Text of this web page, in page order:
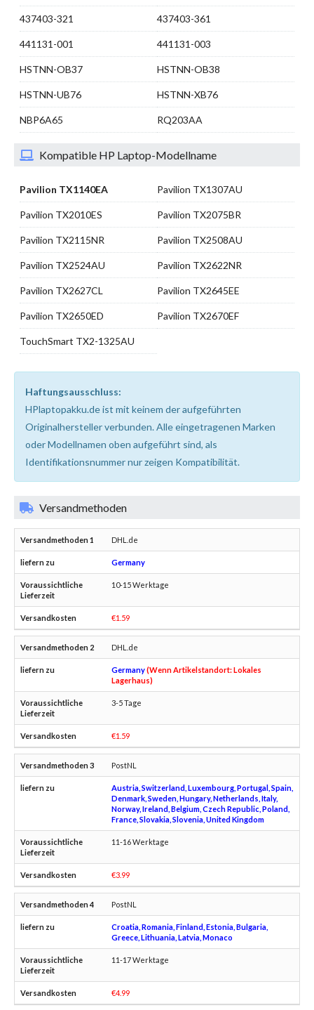
437403-321 437403-361
441131-001 441131-003
HSTNN-OB37 HSTNN-OB38
HSTNN-UB76 HSTNN-XB76
NBP6A65 RQ203AA
Kompatible HP Laptop-Modellname
Pavilion TX1140EA Pavilion TX1307AU
Pavilion TX2010ES Pavilion TX2075BR
Pavilion TX2115NR Pavilion TX2508AU
Pavilion TX2524AU Pavilion TX2622NR
Pavilion TX2627CL Pavilion TX2645EE
Pavilion TX2650ED Pavilion TX2670EF
TouchSmart TX2-1325AU
Haftungsausschluss:
HPlaptopakku.de ist mit keinem der aufgeführten
Originalhersteller verbunden. Alle eingetragenen Marken
oder Modellnamen oben aufgeführt sind, als
Identifikationsnummer nur zeigen Kompatibilität.
Versandmethoden
DHL.de
Germany
10-15 Werktage
€1.59
DHL.de
Germany(Wenn Artikelstandort: Lokales
Lagerhaus)
3-5 Tage
€1.59
PostNL
Austria, Switzerland, Luxembourg, Portugal, Spain,
Denmark, Sweden, Hungary, Netherlands, Italy,
Norway, Ireland, Belgium, Czech Republic, Poland,
France, Slovakia, Slovenia, United Kingdom
11-16 Werktage
€3.99
PostNL
Croatia, Romania, Finland, Estonia, Bulgaria,
Greece, Lithuania, Latvia, Monaco
11-17 Werktage
€4.99